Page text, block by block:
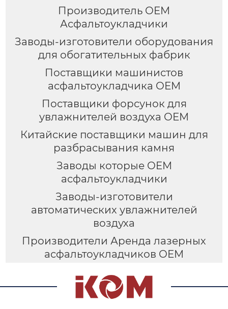
Производитель OEM
Асфальтоукладчики
Заводы-изготовители оборудования
для обогатительных фабрик
Поставщики машинистов
асфальтоукладчика OEM
Поставщики форсунок для
увлажнителей воздуха OEM
Китайские поставщики машин для
разбрасывания камня
Заводы которые OEM
асфальтоукладчики
Заводы-изготовители
автоматических увлажнителей
воздуха
Производители Аренда лазерных
асфальтоукладчиков OEM